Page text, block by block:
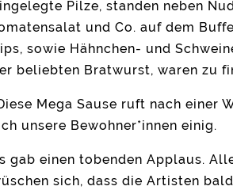
Pilze, standen neben
und Co. auf dem
sowie Hähnchen- und
beliebten Bratwurst, waren zu
Mega Sause ruft nach einer
unsere Bewohner*innen einig.
gab einen tobenden Applaus.
sich, dass die Artisten